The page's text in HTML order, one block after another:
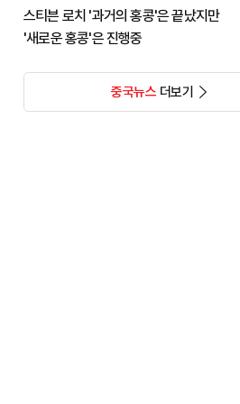
스티븐 로치 '과거의 홍콩'은 끝났지만
'새로운 홍콩'은 진행중
중국뉴스더보기